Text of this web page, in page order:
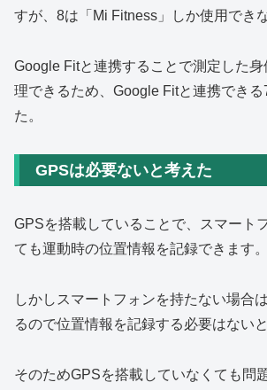
すが、8は「Mi Fitness」しか使用でき
Google Fitと連携することで測定した
理できるため、Google Fitと連携できる
た。
GPSは必要ないと考えた
GPSを搭載していることで、スマート
ても運動時の位置情報を記録できます。
しかしスマートフォンを持たない場合
るので位置情報を記録する必要はない
そのためGPSを搭載していなくても問